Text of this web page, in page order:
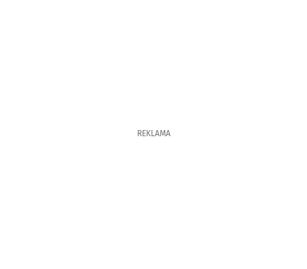
REKLAMA